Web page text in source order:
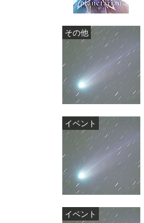
その他
イベント
イベント